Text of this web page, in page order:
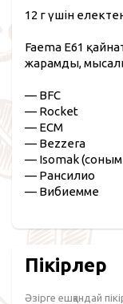
12 г үшін електен
Faema E61
жарамды,
— BFC
— Rocket
— ECM
— Bezzera
— Isomak
— Рансилио
— Вибиемме
Пікірлер
Әзірге ешқандай